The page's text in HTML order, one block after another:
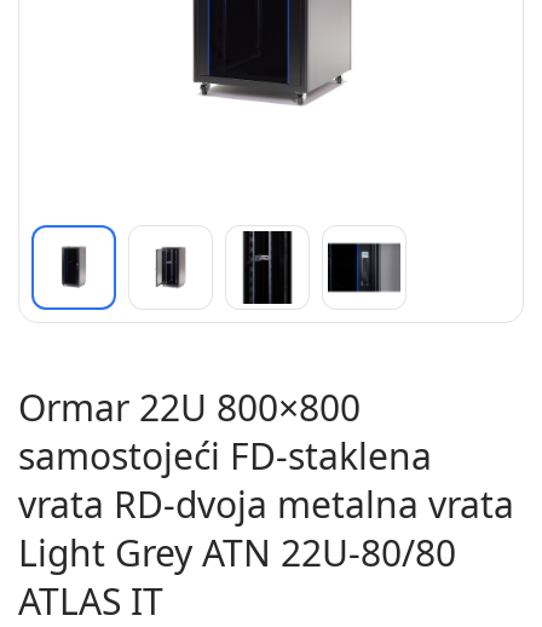
Ormar 22U 800×800
samostojeći FD-staklena
vrata RD-dvoja metalna vrata
Light Grey ATN 22U-80/80
ATLAS IT